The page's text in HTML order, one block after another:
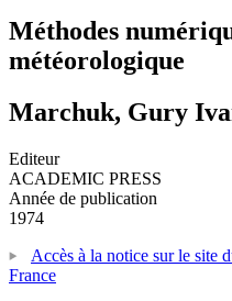
Méthodes
météorologique
Marchuk, Gury
Editeur
ACADEMIC PRESS
Année de publication
1974
Accès à la notice sur le site
France